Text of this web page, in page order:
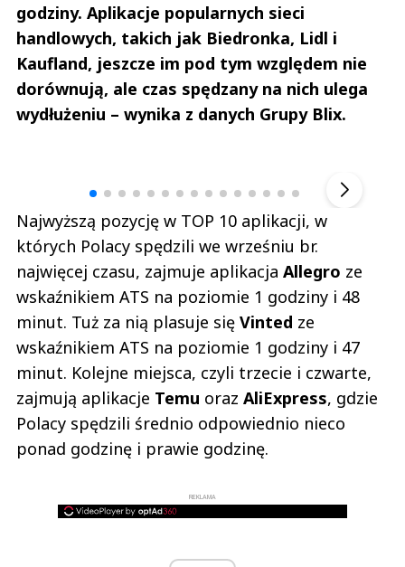
godziny. Aplikacje popularnych sieci
handlowych, takich jak Biedronka, Lidl i
Kaufland, jeszcze im pod tym względem nie
dorównują, ale czas spędzany na nich ulega
wydłużeniu – wynika z danych Grupy Blix.
Najwyższą pozycję w TOP 10 aplikacji, w
których Polacy spędzili we wrześniu br.
najwięcej czasu, zajmuje aplikacja Allegro ze
wskaźnikiem ATS na poziomie 1 godziny i 48
minut. Tuż za nią plasuje się Vinted ze
wskaźnikiem ATS na poziomie 1 godziny i 47
minut. Kolejne miejsca, czyli trzecie i czwarte,
zajmują aplikacje Temu oraz AliExpress, gdzie
Polacy spędzili średnio odpowiednio nieco
ponad godzinę i prawie godzinę.
REKLAMA